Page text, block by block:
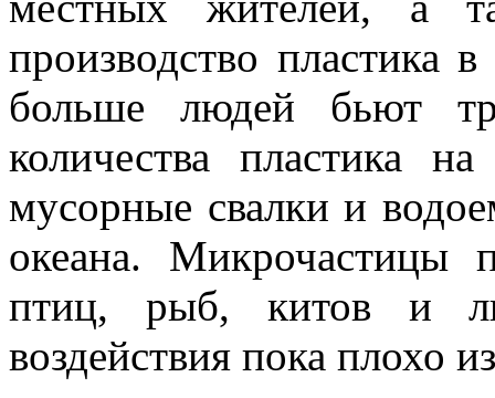
производство пластика
больше людей бьют
количества пластика
мусорные свалки и
океана. Микрочастицы
птиц, рыб, китов и
воздействия пока плохо